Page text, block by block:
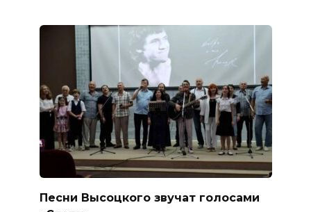
Песни Высоцкого звучат голосами